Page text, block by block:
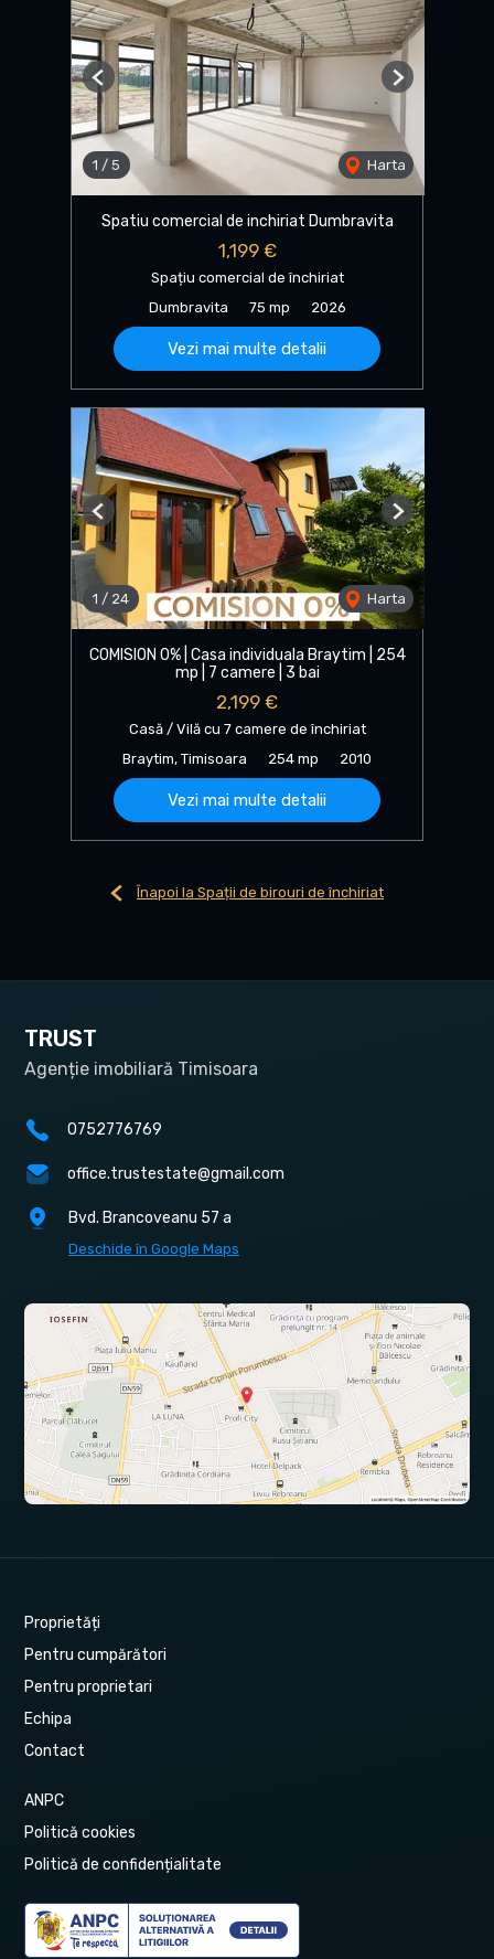
1 / 5 Harta
Previous Next
Spatiu comercial de inchiriat Dumbravita
1,199 €
Spațiu comercial de închiriat
Dumbravita
75 mp 2026
Vezi mai multe detalii
1 / 24 Harta
Previous Next
COMISION 0% | Casa individuala Braytim | 254
mp | 7 camere | 3 bai
2,199 €
Casă / Vilă cu 7 camere de închiriat
Braytim, Timisoara
254 mp 2010
Vezi mai multe detalii
Înapoi la Spații de birouri de închiriat
TRUST
Agenție imobiliară Timisoara
0752776769
office.trustestate@gmail.com
Bvd. Brancoveanu 57 a
Deschide în Google Maps
Proprietăți
Pentru cumpărători
Pentru proprietari
Echipa
Contact
ANPC
Politică cookies
Politică de confidențialitate